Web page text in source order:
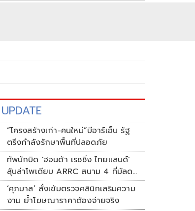
“โครงสร้างเก่า-คนใหม่”บีอาร์เอ็น รัฐ
ตรึงกำลังรักษาพื้นที่ปลอดภัย
ทัพนักบิด 'ฮอนด้า เรซซิ่ง ไทยแลนด์'
ลุ้นล่าโพเดียม ARRC สนาม 4 ที่มัลดา
ลิกา
‘ศุภมาส’ สั่งเข้มตรวจคลินิกเสริมความ
งาม ย้ำโฆษณาราคาต้องจ่ายจริง